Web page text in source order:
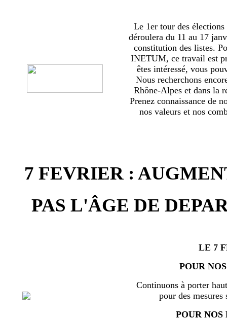
Le 1er tour des
déroulera du 11 au 17
constitution des listes.
INETUM, ce travail est
êtes intéressé, vous
Nous recherchons
Rhône-Alpes et dans la
Prenez connaissance de
nos valeurs et nos
7 FEVRIER :
PAS L'ÂGE DE
LE 7
POUR
Continuons à porter
pour des
POUR